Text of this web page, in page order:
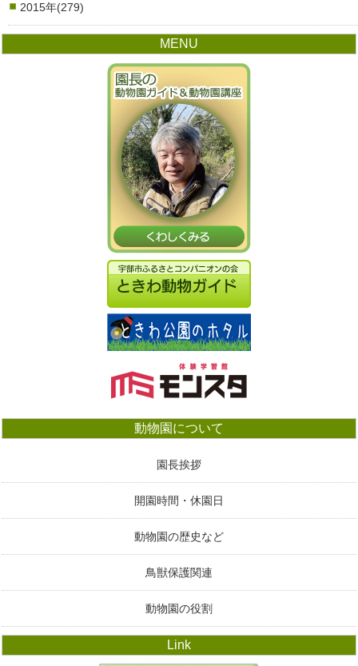
2015年(279)
MENU
動物園について
園長挨拶
開園時間・休園日
動物園の歴史など
鳥獣保護関連
動物園の役割
Link